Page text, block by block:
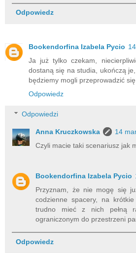
Odpowiedz
Bookendorfina Izabela Pycio
Ja już tylko czekam,
dostaną się na studia, ukończą
będziemy mogli przeprowadzić
Odpowiedz
Odpowiedzi
Anna Kruczkowska
14
Czyli macie taki scenariusz jak
Bookendorfina Izabela Pycio
Przyznam, że nie mogę się
codzienne spacery, na
trudno mieć z nich pełną
ograniczonym do przestrzeni
Odpowiedz